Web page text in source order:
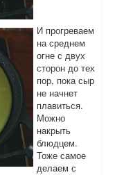
И прогреваем
на среднем
огне с двух
сторон до тех
пор, пока сыр
не начнет
плавиться.
Можно
накрыть
блюдцем.
Тоже самое
делаем с